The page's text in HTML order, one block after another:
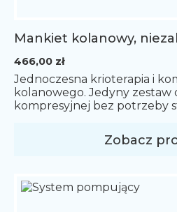
Mankiet kolanowy,
466,00 zł
Jednoczesna krioterapia i
kolanowego. Jedyny zestaw
kompresyjnej bez potrzeby
mankietu. Mankiet
godziny zapewniającZobacz